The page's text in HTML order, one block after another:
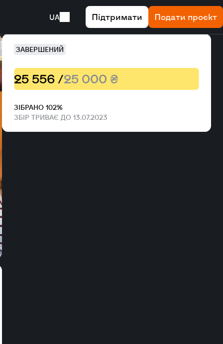
UA Підтримати Подати проєкт
ЗАВЕРШЕНИЙ
25 556 /25 000 ₴
ЗІБРАНО 102%
ЗБІР ТРИВАЄ ДО 13.07.2023